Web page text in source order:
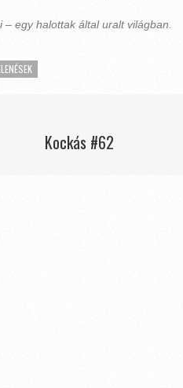
egy halottak által uralt világban.
Kockás #62